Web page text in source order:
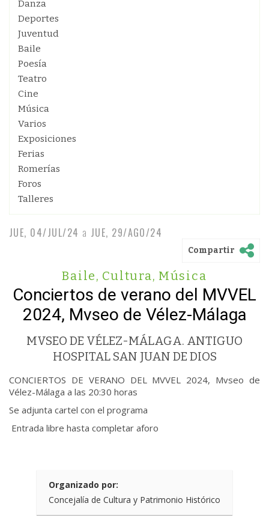
Danza
Deportes
Juventud
Baile
Poesía
Teatro
Cine
Música
Varios
Exposiciones
Ferias
Romerías
Foros
Talleres
JUE, 04/JUL/24 a JUE, 29/AGO/24
Compartir
Baile, Cultura, Música
Conciertos de verano del MVVEL
2024, Mvseo de Vélez-Málaga
MVSEO DE VÉLEZ-MÁLAGA. ANTIGUO
HOSPITAL SAN JUAN DE DIOS
CONCIERTOS DE VERANO DEL MVVEL 2024, Mvseo de
Vélez-Málaga a las 20:30 horas
Se adjunta cartel con el programa
Entrada libre hasta completar aforo
Organizado por:
Concejalía de Cultura y Patrimonio Histórico